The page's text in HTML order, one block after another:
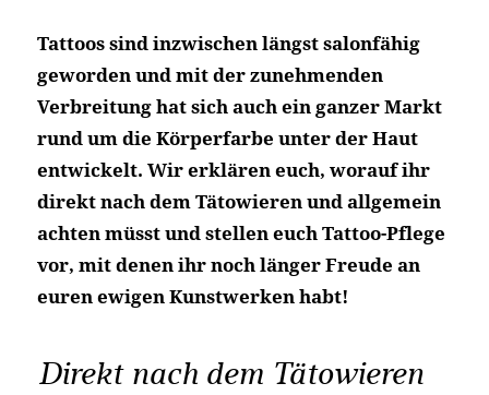
Tattoos sind inzwischen längst salonfähig
geworden und mit der zunehmenden
Verbreitung hat sich auch ein ganzer Markt
rund um die Körperfarbe unter der Haut
entwickelt. Wir erklären euch, worauf ihr
direkt nach dem Tätowieren und allgemein
achten müsst und stellen euch Tattoo-Pflege
vor, mit denen ihr noch länger Freude an
euren ewigen Kunstwerken habt!
Direkt nach dem Tätowieren